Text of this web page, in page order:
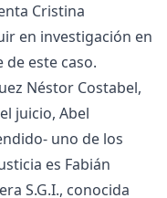
Cristina
en investigación en
este caso.
Néstor Costabel,
juicio, Abel
uno de los
es Fabián
S.G.I., conocida